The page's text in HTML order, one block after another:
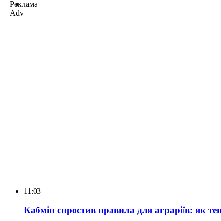
Реклама
Adv
11:03
Кабмін спростив правила для аграріїв: як